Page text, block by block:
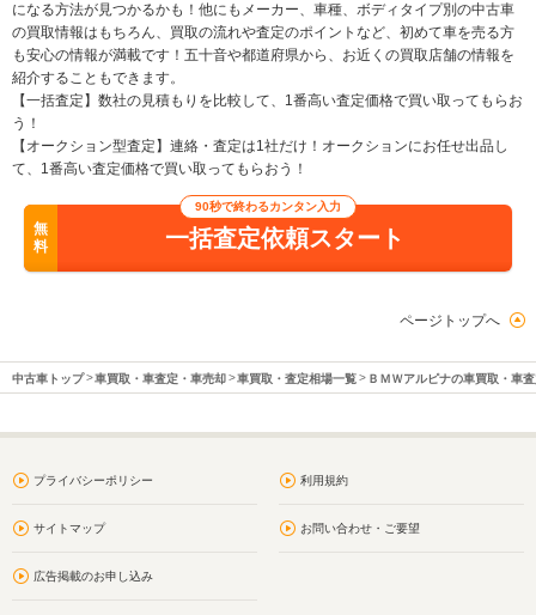
になる方法が見つかるかも！他にもメーカー、車種、ボディタイプ別の中古車
の買取情報はもちろん、買取の流れや査定のポイントなど、初めて車を売る方
も安心の情報が満載です！五十音や都道府県から、お近くの買取店舗の情報を
紹介することもできます。
【一括査定】数社の見積もりを比較して、1番高い査定価格で買い取ってもらお
う！
【オークション型査定】連絡・査定は1社だけ！オークションにお任せ出品し
て、1番高い査定価格で買い取ってもらおう！
無
料
90秒で終わるカンタン入力
一括査定依頼スタート
ページトップへ
中古車トップ 車買取・車査定・車売却 車買取・査定相場一覧 ＢＭＷアルピナの車買取・車
プライバシーポリシー 利用規約
サイトマップ お問い合わせ・ご要望
広告掲載のお申し込み